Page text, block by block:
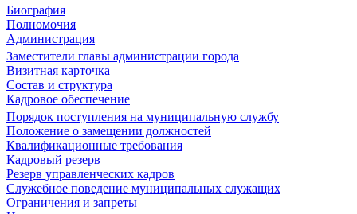
Биография
Полномочия
Администрация
Заместители главы администрации города
Визитная карточка
Состав и структура
Кадровое обеспечение
Порядок поступления на муниципальную службу
Положение о замещении должностей
Квалификационные требования
Кадровый резерв
Резерв управленческих кадров
Служебное поведение муниципальных служащих
Ограничения и запреты